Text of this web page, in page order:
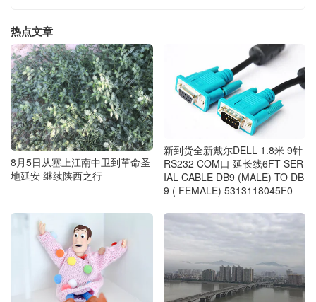
热点文章
8月5日从塞上江南中卫到革命圣
地延安 继续陕西之行
新到货全新戴尔DELL 1.8米 9针
RS232 COM口 延长线6FT SER
IAL CABLE DB9 (MALE) TO DB
9 ( FEMALE) 5313118045F0